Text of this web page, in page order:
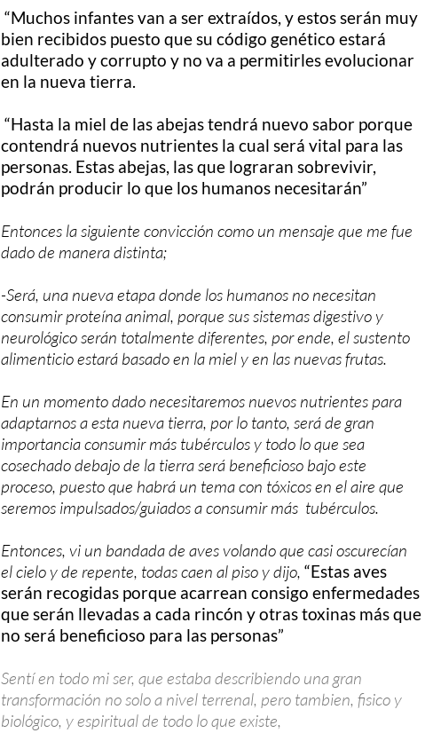
“Muchos infantes van a ser extraídos, y estos serán muy
bien recibidos puesto que su código genético estará
adulterado y corrupto y no va a permitirles evolucionar
en la nueva tierra.
“Hasta la miel de las abejas tendrá nuevo sabor porque
contendrá nuevos nutrientes la cual será vital para las
personas. Estas abejas, las que lograran sobrevivir,
podrán producir lo que los humanos necesitarán”
Entonces la siguiente convicción como un mensaje que me fue
dado de manera distinta;
-Será, una nueva etapa donde los humanos no necesitan
consumir proteína animal, porque sus sistemas digestivo y
neurológico serán totalmente diferentes, por ende, el sustento
alimenticio estará basado en la miel y en las nuevas frutas.
En un momento dado necesitaremos nuevos nutrientes para
adaptarnos a esta nueva tierra, por lo tanto, será de gran
importancia consumir más tubérculos y todo lo que sea
cosechado debajo de la tierra será beneficioso bajo este
proceso, puesto que habrá un tema con tóxicos en el aire que
seremos impulsados/guiados a consumir más tubérculos.
Entonces, vi un bandada de aves volando que casi oscurecían
el cielo y de repente, todas caen al piso y dijo, “Estas aves
serán recogidas porque acarrean consigo enfermedades
que serán llevadas a cada rincón y otras toxinas más que
no será beneficioso para las personas”
Sentí en todo mi ser, que estaba describiendo una gran
transformación no solo a nivel terrenal, pero tambien, fisico y
biológico, y espiritual de todo lo que existe,